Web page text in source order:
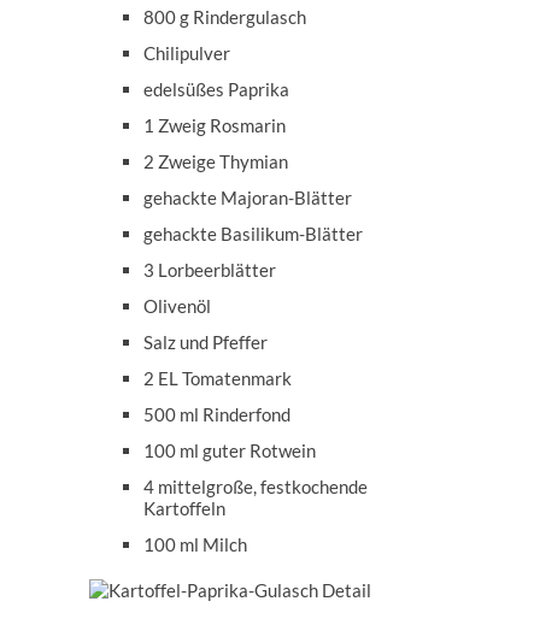
800 g Rindergulasch
Chilipulver
edelsüßes Paprika
1 Zweig Rosmarin
2 Zweige Thymian
gehackte Majoran-Blätter
gehackte Basilikum-Blätter
3 Lorbeerblätter
Olivenöl
Salz und Pfeffer
2 EL Tomatenmark
500 ml Rinderfond
100 ml guter Rotwein
4 mittelgroße, festkochende
Kartoffeln
100 ml Milch